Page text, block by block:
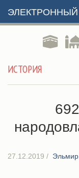
ИСТОРИЯ
27.12.2019 /